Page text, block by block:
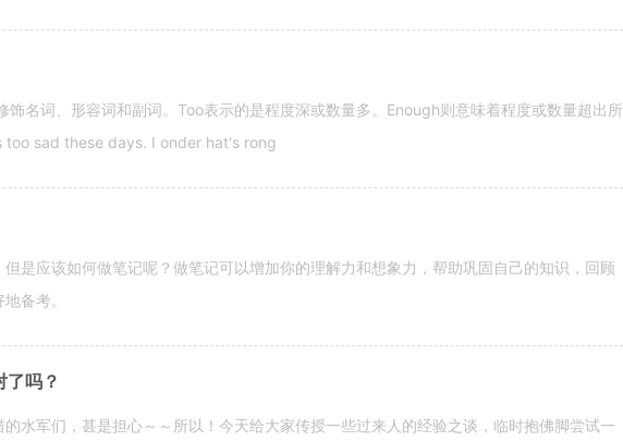
名词、形容词和副词。Too表示的是程度深或数量多。Enough则意味着程度或数量超出所
too sad these days. I onder hat's rong
是应该如何做笔记呢？做笔记可以增加你的理解力和想象力，帮助巩固自己的知识，回顾
备考。
了吗？
水军们，甚是担心～～所以！今天给大家传授一些过来人的经验之谈，临时抱佛脚尝试一